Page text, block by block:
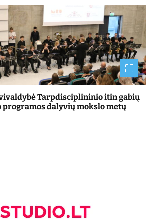
Tarpdisciplininio itin gabių
programos dalyvių mokslo metų